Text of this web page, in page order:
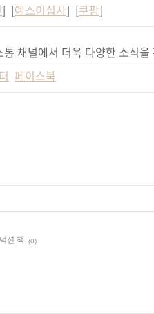
] [예스이십사] [쿠팡]
통 채널에서 더욱 다양한 소식
페이스북
션 책 (0)